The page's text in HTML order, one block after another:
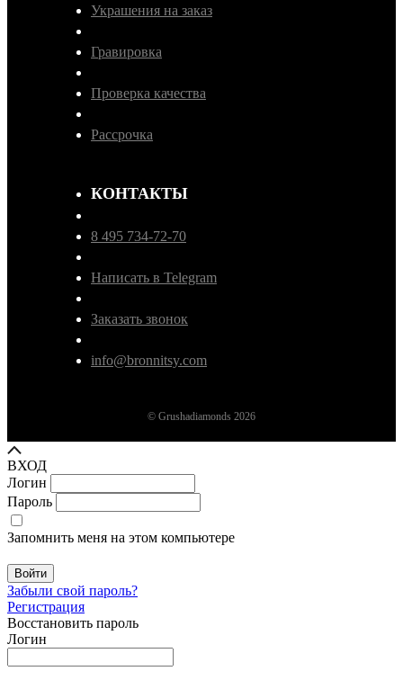
Украшения на заказ
Гравировка
Проверка качества
Рассрочка
КОНТАКТЫ
8 495 734-72-70
Написать в Telegram
Заказать звонок
info@bronnitsy.com
© Grushadiamonds 2026
ВХОД
Логин
Пароль
Запомнить меня на этом компьютере
Войти
Забыли свой пароль?
Регистрация
Восстановить пароль
Логин